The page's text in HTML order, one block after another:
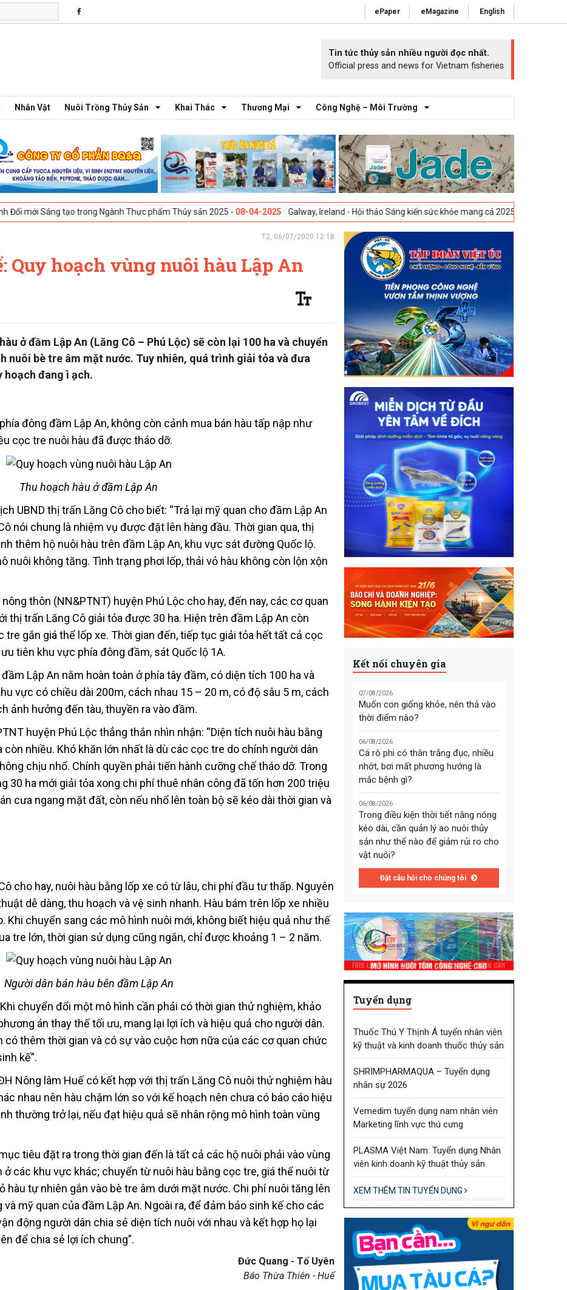
ePaper eMagazine English
Tin tức thủy sản nhiều người đọc nhất.
Official press and news for Vietnam fisheries
Nhân Vật Nuôi Trồng Thủy Sản Khai Thác Thương Mại Công Nghệ – Môi Trường
tạo trong Ngành Thực phẩm Thủy sản 2025 -08-04-2025 Galway, Ireland - Hội thảo Sáng kiến sức khỏe mang cá 2025 -23-04-2025
T2, 06/07/2020 12:18
Quy hoạch vùng nuôi hàu Lập An
ở đầm Lập An (Lăng Cô – Phú Lộc) sẽ còn lại 100 ha và chuyển
nuôi bè tre âm mặt nước. Tuy nhiên, quá trình giải tỏa và đưa
hoạch đang ì ạch.
đông đầm Lập An, không còn cảnh mua bán hàu tấp nập như
cọc tre nuôi hàu đã được tháo dỡ.
Thu hoạch hàu ở đầm Lập An
UBND thị trấn Lăng Cô cho biết: “Trả lại mỹ quan cho đầm Lập An
nói chung là nhiệm vụ được đặt lên hàng đầu. Thời gian qua, thị
thêm hộ nuôi hàu trên đầm Lập An, khu vực sát đường Quốc lộ.
nuôi không tăng. Tình trạng phơi lốp, thải vỏ hàu không còn lộn xộn
thôn (NN&PTNT) huyện Phú Lộc cho hay, đến nay, các cơ quan
thị trấn Lăng Cô giải tỏa được 30 ha. Hiện trên đầm Lập An còn
tre gắn giá thể lốp xe. Thời gian đến, tiếp tục giải tỏa hết tất cả cọc
tiên khu vực phía đông đầm, sát Quốc lộ 1A.
Lập An nằm hoàn toàn ở phía tây đầm, có diện tích 100 ha và
vực có chiều dài 200m, cách nhau 15 – 20 m, có độ sâu 5 m, cách
ảnh hưởng đến tàu, thuyền ra vào đầm.
huyện Phú Lộc thẳng thắn nhìn nhận: “Diện tích nuôi hàu bằng
nhiều. Khó khăn lớn nhất là dù các cọc tre do chính người dân
chịu nhổ. Chính quyền phải tiến hành cưỡng chế tháo dỡ. Trong
30 ha mới giải tỏa xong chi phí thuê nhân công đã tốn hơn 200 triệu
cưa ngang mặt đất, còn nếu nhổ lên toàn bộ sẽ kéo dài thời gian và
cho hay, nuôi hàu bằng lốp xe có từ lâu, chi phí đầu tư thấp. Nguyên
dễ dàng, thu hoạch và vệ sinh nhanh. Hàu bám trên lốp xe nhiều
Khi chuyển sang các mô hình nuôi mới, không biết hiệu quả như thế
tre lớn, thời gian sử dụng cũng ngắn, chỉ được khoảng 1 – 2 năm.
Người dân bán hàu bên đầm Lập An
chuyển đổi một mô hình cần phải có thời gian thử nghiệm, khảo
án thay thế tối ưu, mang lại lợi ích và hiệu quả cho người dân.
có thêm thời gian và có sự vào cuộc hơn nữa của các cơ quan chức
kế”.
Nông lâm Huế có kết hợp với thị trấn Lăng Cô nuôi thử nghiệm hàu
nhau nên hàu chậm lớn so với kế hoạch nên chưa có báo cáo hiệu
thường trở lại, nếu đạt hiệu quả sẽ nhân rộng mô hình toàn vùng
tiêu đặt ra trong thời gian đến là tất cả các hộ nuôi phải vào vùng
các khu vực khác; chuyển từ nuôi hàu bằng cọc tre, giá thể nuôi từ
hàu tự nhiên gắn vào bè tre âm dưới mặt nước. Chi phí nuôi tăng lên
mỹ quan của đầm Lập An. Ngoài ra, để đảm bảo sinh kế cho các
động người dân chia sẻ diện tích nuôi với nhau và kết hợp họ lại
để chia sẻ lợi ích chung”.
Đức Quang - Tố Uyên
Báo Thừa Thiên - Huế
Kết nối chuyên gia
07/08/2026
Muốn con giống khỏe, nên thả vào
thời điểm nào?
06/08/2026
Cá rô phi có thân trắng đục, nhiều
nhớt, bơi mất phương hướng là
mắc bệnh gì?
06/08/2026
Trong điều kiện thời tiết nắng nóng
kéo dài, cần quản lý ao nuôi thủy
sản như thế nào để giảm rủi ro cho
vật nuôi?
Đặt câu hỏi cho chúng tôi
Tuyển dụng
Thuốc Thú Y Thịnh Á tuyển nhân viên
kỹ thuật và kinh doanh thuốc thủy sản
SHRIMPHARMAQUA – Tuyển dụng
nhân sự 2026
Vemedim tuyển dụng nam nhân viên
Marketing lĩnh vực thú cưng
PLASMA Việt Nam: Tuyển dụng Nhân
viên kinh doanh kỹ thuật thủy sản
XEM THÊM TIN TUYỂN DỤNG